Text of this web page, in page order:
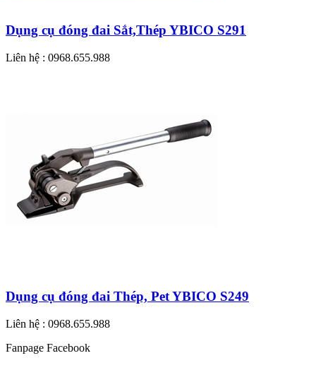
Dụng cụ đóng đai Sắt,Thép YBICO S291
Liên hệ : 0968.655.988
Dụng cụ đóng đai Thép, Pet YBICO S249
Liên hệ : 0968.655.988
Fanpage Facebook